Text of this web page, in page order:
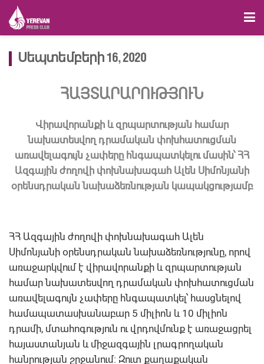
Սեպտեմբերի 16, 2020
ՀԱՅՏԱՐԱՐՈՒԹՅՈՒՆ
Վիրավորանքի և զրպարտության համար
նախատեսվող դրամական փոխհատուցման
առավելագույն չափերը հնգապատկելու մասին՝ ՀՀ
Ազգային ժողովի փոխնախագահ Ալեն Սիմոնյանի
օրենսդրական նախաձեռնության կապակցությամբ
ՀՀ Ազգային ժողովի փոխնախագահ Ալեն
Սիմոնյանի օրենսդրական նախաձեռնությունը, որով
առաջարկվում է վիրավորանքի և զրպարտության
համար նախատեսվող դրամական փոխհատուցման
առավելագույն չափերը հնգապատկել՝ հասցնելով
համապատասխանաբար 5 միլիոն և 10 միլիոն
դրամի, մտահոգություն ու վրդովմունք է առաջացրել
հայաստանյան և միջազգային լրագրողական
հանրության շրջանում։ Զուտ քաղաքական